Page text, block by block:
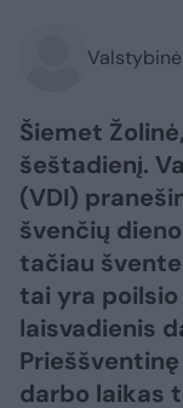
Šiemet
šeštadienį.
(VDI)
švenčių
tačiau
tai yra
laisvadienis
darbo laikas